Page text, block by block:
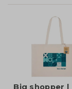
Big shopper |